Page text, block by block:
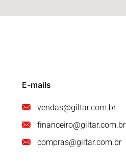
E-mails
vendas@giltar.com.br
financeiro@giltar.com.br
compras@giltar.com.br